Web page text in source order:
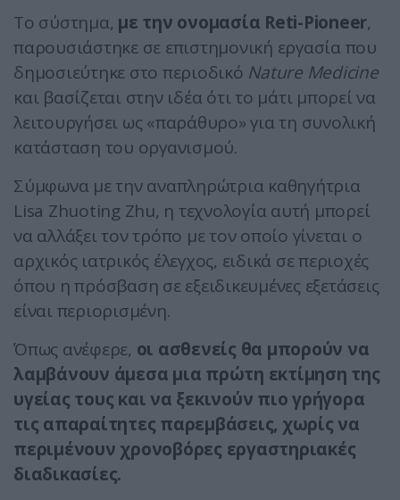
Το σύστημα, με την ονομασία Reti-Pioneer,
παρουσιάστηκε σε επιστημονική εργασία που
δημοσιεύτηκε στο περιοδικό Nature Medicine
και βασίζεται στην ιδέα ότι το μάτι μπορεί να
λειτουργήσει ως «παράθυρο» για τη συνολική
κατάσταση του οργανισμού.
Σύμφωνα με την αναπληρώτρια καθηγήτρια
Lisa Zhuoting Zhu, η τεχνολογία αυτή μπορεί
να αλλάξει τον τρόπο με τον οποίο γίνεται ο
αρχικός ιατρικός έλεγχος, ειδικά σε περιοχές
όπου η πρόσβαση σε εξειδικευμένες εξετάσεις
είναι περιορισμένη.
Όπως ανέφερε, οι ασθενείς θα μπορούν να
λαμβάνουν άμεσα μια πρώτη εκτίμηση της
υγείας τους και να ξεκινούν πιο γρήγορα
τις απαραίτητες παρεμβάσεις, χωρίς να
περιμένουν χρονοβόρες εργαστηριακές
διαδικασίες.